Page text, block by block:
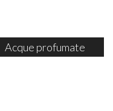
Acque profumate